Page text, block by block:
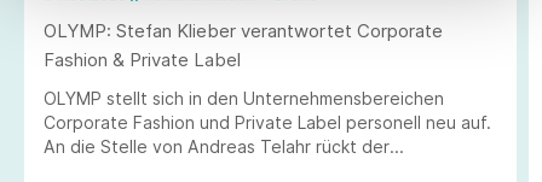
OLYMP: Stefan Klieber verantwortet Corporate
Fashion & Private Label
OLYMP stellt sich in den Unternehmensbereichen
Corporate Fashion und Private Label personell neu auf.
An die Stelle von Andreas Telahr rückt der